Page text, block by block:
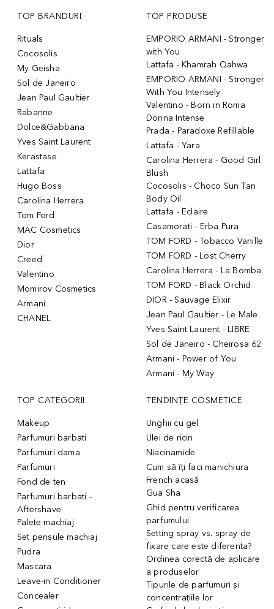
TOP BRANDURI
Rituals
Cocosolis
My Geisha
Sol de Janeiro
Jean Paul Gaultier
Rabanne
Dolce&Gabbana
Yves Saint Laurent
Kerastase
Lattafa
Hugo Boss
Carolina Herrera
Tom Ford
MAC Cosmetics
Dior
Creed
Valentino
Momirov Cosmetics
Armani
CHANEL
TOP PRODUSE
EMPORIO ARMANI - Stronger
with You
Lattafa - Khamrah Qahwa
EMPORIO ARMANI - Stronger
With You Intensely
Valentino - Born in Roma
Donna Intense
Prada - Paradoxe Refillable
Lattafa - Yara
Carolina Herrera - Good Girl
Blush
Cocosolis - Choco Sun Tan
Body Oil
Lattafa - Eclaire
Casamorati - Erba Pura
TOM FORD - Tobacco Vanille
TOM FORD - Lost Cherry
Carolina Herrera - La Bomba
TOM FORD - Black Orchid
DIOR - Sauvage Elixir
Jean Paul Gaultier - Le Male
Yves Saint Laurent - LIBRE
Sol de Janeiro - Cheirosa 62
Armani - Power of You
Armani - My Way
TOP CATEGORII
Makeup
Parfumuri barbati
Parfumuri dama
Parfumuri
Fond de ten
Parfumuri barbati -
Aftershave
Palete machiaj
Set pensule machiaj
Pudra
Mascara
Leave-in Conditioner
Concealer
TENDINȚE COSMETICE
Unghii cu gel
Ulei de ricin
Niacinamide
Cum să îți faci manichiura
French acasă
Gua Sha
Ghid pentru verificarea
parfumului
Setting spray vs. spray de
fixare care este diferenta?
Ordinea corectă de aplicare
a produselor
Tipurile de parfumuri și
concentrațiile lor